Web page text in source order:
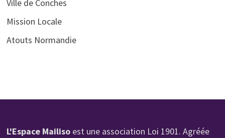
Ville de Conches
Mission Locale
Atouts Normandie
L'Espace Mailiso est une association Loi 1901. Agréée